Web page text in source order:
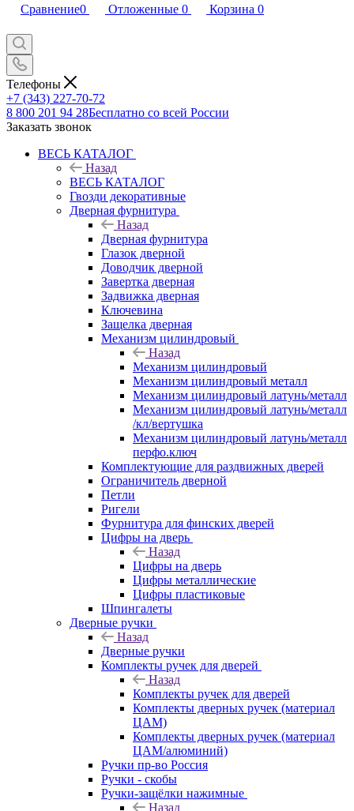
Сравнение0 Отложенные 0 Корзина 0
Телефоны
+7 (343) 227-70-72
8 800 201 94 28Бесплатно со всей России
Заказать звонок
ВЕСЬ КАТАЛОГ
Назад
ВЕСЬ КАТАЛОГ
Гвозди декоративные
Дверная фурнитура
Назад
Дверная фурнитура
Глазок дверной
Доводчик дверной
Завертка дверная
Задвижка дверная
Ключевина
Защелка дверная
Механизм цилиндровый
Назад
Механизм цилиндровый
Механизм цилиндровый металл
Механизм цилиндровый латунь/металл
Механизм цилиндровый латунь/металл
/кл/вертушка
Механизм цилиндровый латунь/металл
перфо.ключ
Комплектующие для раздвижных дверей
Ограничитель дверной
Петли
Ригели
Фурнитура для финских дверей
Цифры на дверь
Назад
Цифры на дверь
Цифры металлические
Цифры пластиковые
Шпингалеты
Дверные ручки
Назад
Дверные ручки
Комплекты ручек для дверей
Назад
Комплекты ручек для дверей
Комплекты дверных ручек (материал
ЦАМ)
Комплекты дверных ручек (материал
ЦАМ/алюминий)
Ручки пр-во Россия
Ручки - скобы
Ручки-защёлки нажимные
Назад